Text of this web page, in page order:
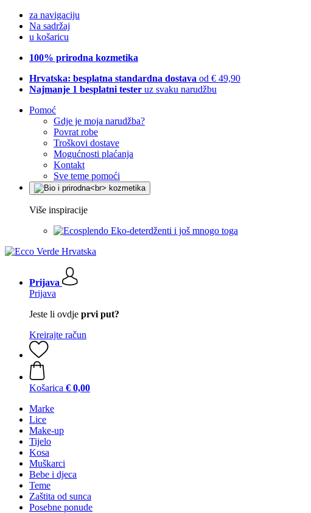
za navigaciju
Na sadržaj
u košaricu
100% prirodna kozmetika
Hrvatska: besplatna standardna dostava od € 49,90
Najmanje 1 besplatni tester uz svaku narudžbu
Pomoć
Gdje je moja narudžba?
Povrat robe
Troškovi dostave
Mogućnosti plaćanja
Kontakt
Sve teme pomoći
Više inspiracije
Eko-deterdženti i još mnogo toga
Prijava
Prijava
Jeste li ovdje prvi put?
Kreirajte račun
Košarica € 0,00
Marke
Lice
Make-up
Tijelo
Kosa
Muškarci
Bebe i djeca
Teme
Zaštita od sunca
Posebne ponude